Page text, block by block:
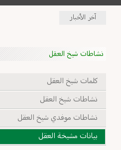
آخر الأخبار
نشاطات شيخ العقل
كلمات شيخ العقل
نشاطات شيخ العقل
نشاطات موفدي شيخ العقل
بيانات مشيخة العقل